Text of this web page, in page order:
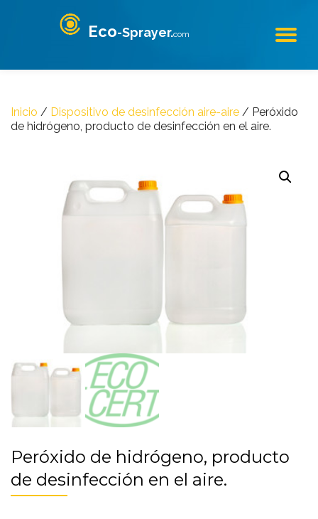
Eco-Sprayer.com
Inicio / Dispositivo de desinfección aire-aire / Peróxido
de hidrógeno, producto de desinfección en el aire.
Peróxido de hidrógeno, producto
de desinfección en el aire.